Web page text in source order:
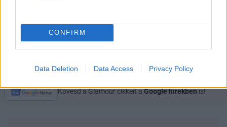
CONFIRM
Data Deletion Data Access Privacy Policy
Kövesd a Glamour cikkeit aGoogle hírekbenis!